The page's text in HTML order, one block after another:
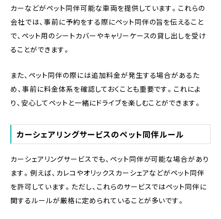
カーなどがペット同伴可能な車両を提供しています。これらの
会社では、事前に予約をする際にペット同伴の旨を伝えること
で、ペット用のシートカバーやキャリーケースの貸し出しを受け
ることができます。
また、ペット同伴の際には追加料金が発生する場合があるた
め、事前に料金体系を確認しておくことも重要です。これによ
り、安心してペットと一緒にドライブを楽しむことができます。
カーシェアリングサービスのペット同伴ルール
カーシェアリングサービスでも、ペット同伴が可能な場合があり
ます。例えば、カレコやオリックスカーシェアなどがペット同伴
を許可しています。ただし、これらのサービスではペット同伴に
関するルールが厳格に定められていることが多いです。